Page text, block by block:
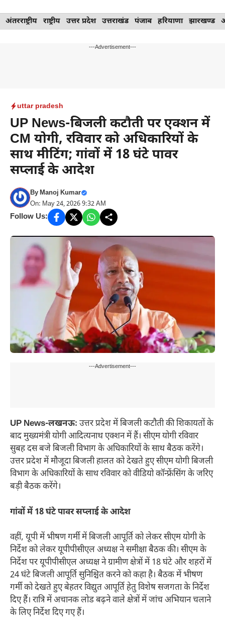
Skip
to
अंतरराष्ट्रीय राष्ट्रीय उत्तर प्रदेश उत्तराखंड पंजाब हरियाणा झारखण्ड
---Advertisement---
uttar pradesh
UP News-बिजली कटौती पर एक्शन में
CM योगी, रविवार को अधिकारियों के
साथ मीटिंग; गांवों में 18 घंटे पावर
सप्लाई के आदेश
ByManoj Kumar
On: May 24, 2026 9:32 AM
Follow Us:
---Advertisement---
UP News-लखनऊः उत्तर प्रदेश में बिजली कटौती की शिकायतों के
बाद मुख्यमंत्री योगी आदित्यनाथ एक्शन में हैं। सीएम योगी रविवार
सुबह दस बजे बिजली विभाग के अधिकारियों के साथ बैठक करेंगे।
उत्तर प्रदेश में मौजूदा बिजली हालत को देखते हुए सीएम योगी बिजली
विभाग के अधिकारियों के साथ रविवार को वीडियो कॉन्फ्रेंसिंग के जरिए
बड़ी बैठक करेंगे।
गांवों में 18 घंटे पावर सप्लाई के आदेश
वहीं, यूपी में भीषण गर्मी में बिजली आपूर्ति को लेकर सीएम योगी के
निर्देश को लेकर यूपीपीसीएल अध्यक्ष ने समीक्षा बैठक की। सीएम के
निर्देश पर यूपीपीसीएल अध्यक्ष ने ग्रामीण क्षेत्रों में 18 घंटे और शहरों में
24 घंटे बिजली आपूर्ति सुनिश्चित करने को कहा है। बैठक में भीषण
गर्मी को देखते हुए बेहतर विद्युत आपूर्ति हेतु विशेष सजगता के निर्देश
दिए हैं। रात्रि में अचानक लोड बढ़ने वाले क्षेत्रों में जांच अभियान चलाने
के लिए निर्देश दिए गए हैं।